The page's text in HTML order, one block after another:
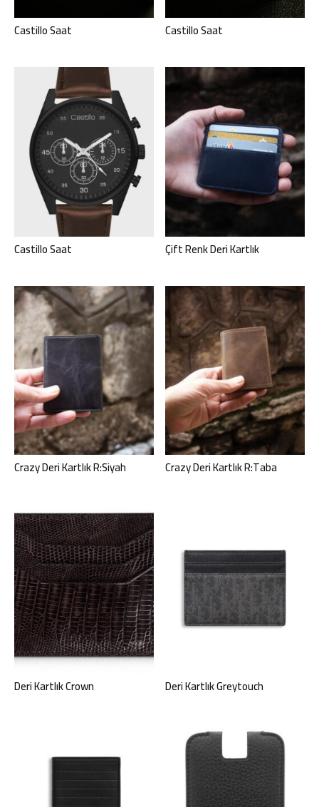
Aksesuarlar
Castillo Saat Castillo Saat
Castillo Saat Çift Renk Deri Kartlık
Crazy Deri Kartlık R:Siyah Crazy Deri Kartlık R:Taba
Deri Kartlık Crown Deri Kartlık Greytouch